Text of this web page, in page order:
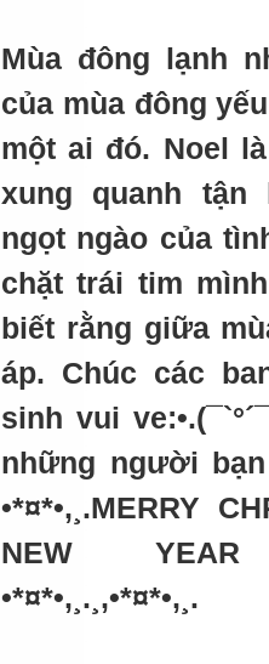
Mùa đông lạnh
của mùa đông
một ai đó. Noel
xung quanh tận
ngọt ngào của
chặt trái tim
biết rằng giữa
áp. Chúc các
sinh vui
những người bạn
•*¤*•,¸.MERRY
NEW YEAR
•*¤*•,¸.¸,•*¤*•,¸.